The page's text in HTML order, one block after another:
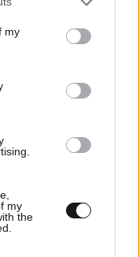
You may click to
third-party tags to
in below Google
my
my
the